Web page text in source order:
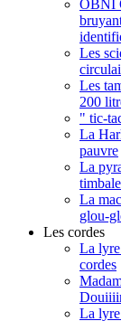
OBNI
Les
Les
200
" tic-
La
pauvre
La
La
glou-
Les cordes
La
cordes
La